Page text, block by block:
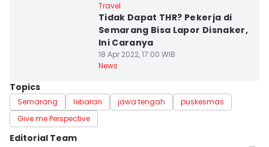
Travel
Tidak Dapat THR? Pekerja di
Semarang Bisa Lapor Disnaker,
Ini Caranya
18 Apr 2022, 17:00 WIB
News
Topics
Semarang lebaran jawa tengah
puskesmas
Give me Perspective
Editorial Team